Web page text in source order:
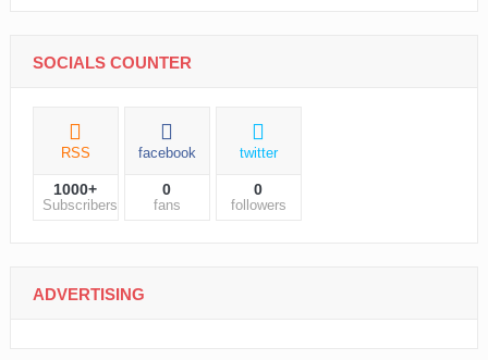
SOCIALS COUNTER
RSS
1000+
Subscribers
facebook
0
fans
twitter
0
followers
ADVERTISING